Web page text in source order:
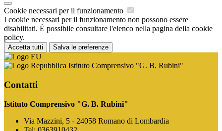
Cookie necessari per il funzionamento
I cookie necessari per il funzionamento non possono essere
disabilitati. È possibile consultare l'elenco nella pagina della cookie
policy.
Accetta tutti Salva le preferenze
Istituto Comprensivo "G. B. Rubini"
Contatti
Istituto Comprensivo "G. B. Rubini"
Via Mazzini, 5 - 24058 Romano di Lombardia